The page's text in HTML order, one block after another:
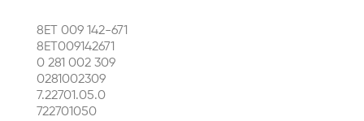
8ET 009 142-671
8ET009142671
0 281 002 309
0281002309
7.22701.05.0
722701050